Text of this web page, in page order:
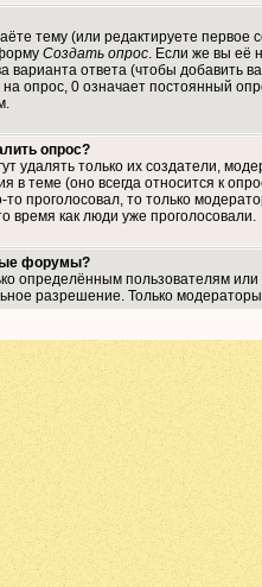
тему (или редактируете
Создать опрос. Если же вы её
варианта ответа (чтобы добавить
опрос, 0 означает постоянный
опрос?
удалять только их создатели,
в теме (оно всегда относится к
проголосовал, то только
время как люди уже проголосовали.
форумы?
определённым пользователям
разрешение. Только